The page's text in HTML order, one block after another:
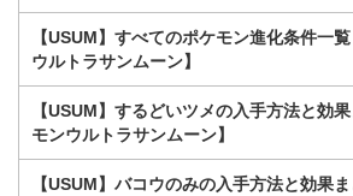
【USUM】すべてのポケモン進化条件一
ウルトラサンムーン】
【USUM】するどいツメの入手方法と効
モンウルトラサンムーン】
【USUM】バコウのみの入手方法と効果